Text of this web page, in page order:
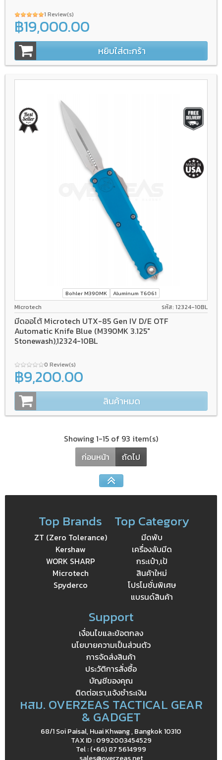
1 Review(s)
฿19,000.00
หยิบใส่ตะกร้า
Bohler M390MK Aluminum T6061
Microtech รหัส: 12324-10BL
มีดออโต้ Microtech UTX-85 Gen IV D/E OTF
Automatic Knife Blue (M390MK 3.125"
Stonewash),12324-10BL
0 Review(s)
฿9,200.00
สินค้าหมด
Showing 1-15 of 93 item(s)
ก่อนหน้า
ถัดไป
Top Brands
ZT (Zero Tolerance)
Kershaw
WORK SHARP
Microtech
Spyderco
Top Category
มีดพับ
เครื่องลับมีด
กระเป๋า,เป้
สินค้าใหม่
โปรโมชั่นพิเศษ
แบรนด์สินค้า
Support
เงื่อนไขและข้อตกลง
นโยบายความเป็นส่วนตัว
การจัดส่งสินค้า
ประวัติการสั่งซื้อ
บัญชีของคุณ
ติดต่อเรา,แจ้งชำระเงิน
หสม. OVERZEAS TACTICAL GEAR
& GADGET
68/1 Soi Paisal, Huai Khwang , Bangkok 10310
TAX ID : 0992003454529
Tel : (+66) 87 5614999